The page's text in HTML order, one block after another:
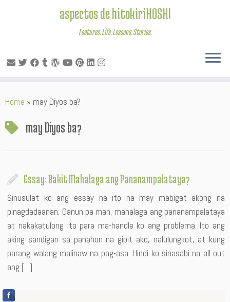
to
aspectos de hitokiriHOSHI
Features. Life. Lessons. Stories.
Home » may Diyos ba?
may Diyos ba?
Essay: Bakit Mahalaga ang Pananampalataya?
Sinusulat ko ang essay na ito na may mabigat akong na
pinagdadaanan. Ganun pa man, mahalaga ang pananampalataya
at nakakatulong ito para ma-handle ko ang problema. Ito ang
aking sandigan sa panahon na gipit ako, nalulungkot, at kung
parang walang malinaw na pag-asa. Hindi ko sinasabi na all out
ang […]